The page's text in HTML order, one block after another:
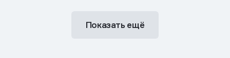
Показать ещё